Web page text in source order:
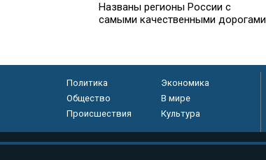
Названы регионы России с
самыми качественными дорогами
Политика
Экономика
Общество
В мире
Происшествия
Культура